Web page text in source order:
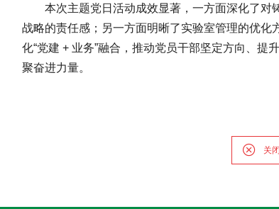
本次主题党日活动成效显著，一方面深化了对
战略的责任感；另一方面明晰了实验室管理的优
化“党建 + 业务”融合，推动党员干部坚定方向、
聚奋进力量。
关